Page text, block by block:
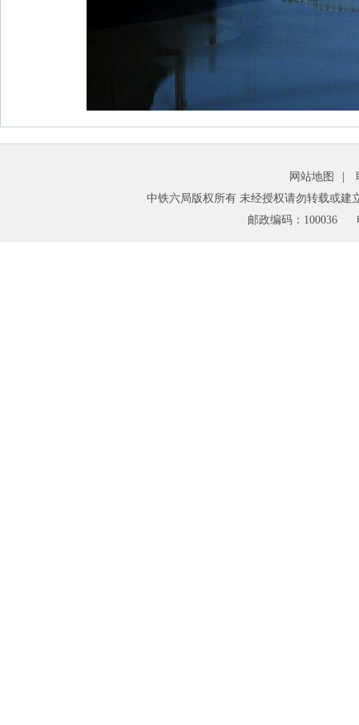
网站地图
中铁六局版权所有 未经授权请勿转载或建
邮政编码：100036